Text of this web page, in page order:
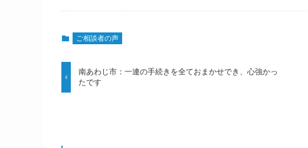
ご相談者の声
南あわじ市：一連の手続きを全ておまかせでき、心強かっ
たです